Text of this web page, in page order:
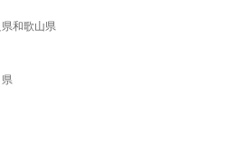
和歌山県
県